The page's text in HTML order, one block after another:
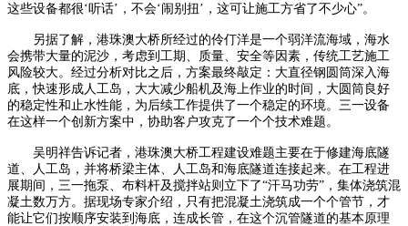
这些设备都很‘听话’，不会‘闹别扭’，这可让施工方省了不少心”。
另据了解，港珠澳大桥所经过的伶仃洋是一个弱洋流海域，海水
会携带大量的泥沙，考虑到工期、质量、安全等因素，传统工艺施工
风险较大。经过分析对比之后，方案最终敲定：大直径钢圆筒深入海
底，快速形成人工岛，大大减少船机及海上作业的时间，大圆筒良好
的稳定性和止水性能，为后续工作提供了一个稳定的环境。三一设备
在这样一个创新方案中，协助客户攻克了一个个技术难题。
吴明祥告诉记者，港珠澳大桥工程建设难题主要在于修建海底隧
道、人工岛，并将桥梁主体、人工岛和海底隧道连接起来。在工程进
展期间，三一拖泵、布料杆及搅拌站则立下了“汗马功劳”，集体浇筑混
凝土数万方。据现场专家介绍，只有把混凝土浇筑成一个个管节，才
能让它们按顺序安装到海底，连成长管，在这个沉管隧道的基本原理